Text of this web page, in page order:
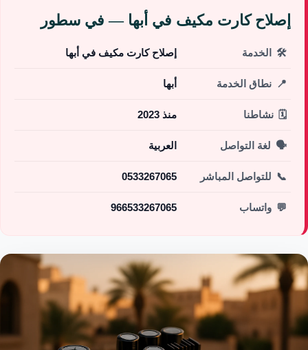
إصلاح كارت مكيف في أبها — في سطور
🛠️ الخدمة إصلاح كارت مكيف في أبها
📍 نطاق الخدمة أبها
🗓️ نشاطنا منذ 2023
🗣️ لغة التواصل العربية
📞 للتواصل المباشر 0533267065
💬 واتساب 966533267065